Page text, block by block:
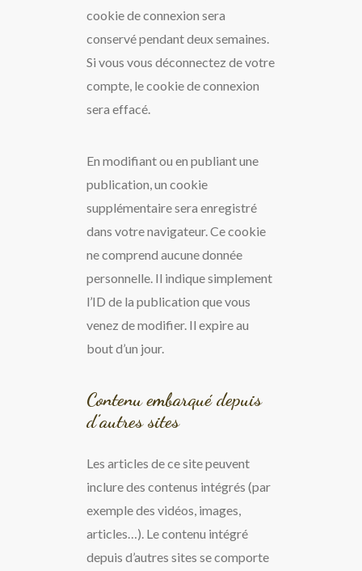
cookie de connexion sera
conservé pendant deux semaines.
Si vous vous déconnectez de votre
compte, le cookie de connexion
sera effacé.
En modifiant ou en publiant une
publication, un cookie
supplémentaire sera enregistré
dans votre navigateur. Ce cookie
ne comprend aucune donnée
personnelle. Il indique simplement
l’ID de la publication que vous
venez de modifier. Il expire au
bout d’un jour.
Contenu embarqué depuis
d’autres sites
Les articles de ce site peuvent
inclure des contenus intégrés (par
exemple des vidéos, images,
articles…). Le contenu intégré
depuis d’autres sites se comporte